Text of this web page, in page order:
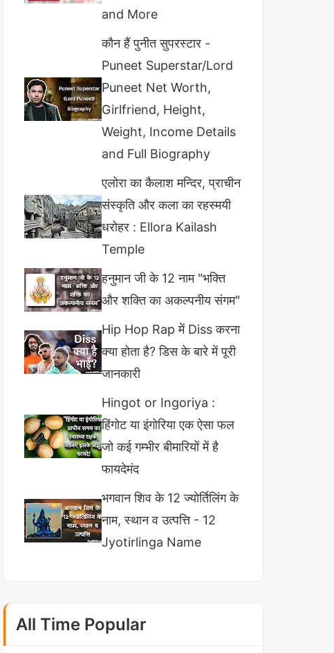
and More
कौन हैं पुनीत सुपरस्टार -
Puneet Superstar/Lord
Puneet Net Worth,
Girlfriend, Height,
Weight, Income Details
and Full Biography
एलोरा का कैलाश मन्दिर, प्राचीन
संस्कृति और कला का रहस्मयी
धरोहर : Ellora Kailash
Temple
हनुमान जी के 12 नाम "भक्ति
और शक्ति का अकल्पनीय संगम"
Hip Hop Rap में Diss करना
क्या होता है? डिस के बारे में पूरी
जानकारी
Hingot or Ingoriya :
हिंगोट या इंगोरिया एक ऐसा फल
जो कई गम्भीर बीमारियों में है
फायदेमंद
भगवान शिव के 12 ज्योर्तिलिंग के
नाम, स्थान व उत्पत्ति - 12
Jyotirlinga Name
All Time Popular